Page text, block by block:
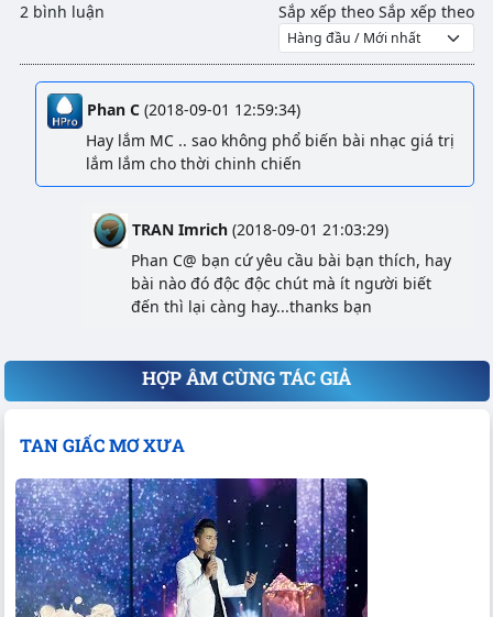
2 bình luận Sắp xếp theo Sắp xếp theo
Phan C(2018-09-01 12:59:34)
Hay lắm MC .. sao không phổ biến bài nhạc giá trị
lắm lắm cho thời chinh chiến
TRAN Imrich(2018-09-01 21:03:29)
Phan C@ bạn cứ yêu cầu bài bạn thích, hay
bài nào đó độc độc chút mà ít người biết
đến thì lại càng hay...thanks bạn
HỢP ÂM CÙNG TÁC GIẢ
TAN GIẤC MƠ XƯA